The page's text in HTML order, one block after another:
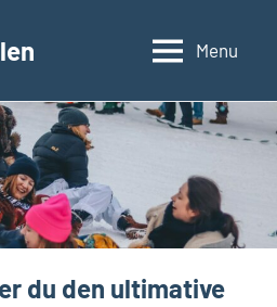
Menu
du den ultimative